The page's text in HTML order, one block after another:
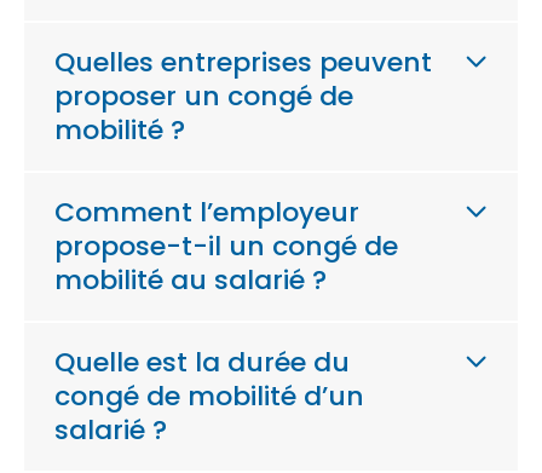
Quelles entreprises peuvent
proposer un congé de
mobilité ?
Comment l’employeur
propose-t-il un congé de
mobilité au salarié ?
Quelle est la durée du
congé de mobilité d’un
salarié ?